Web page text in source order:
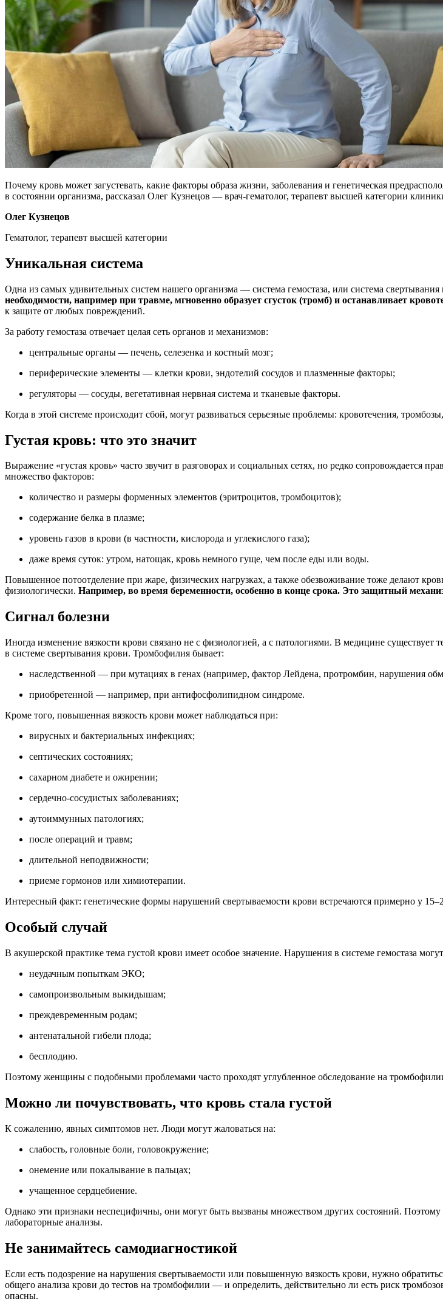
Почему кровь может загустевать, какие факторы образа жизни, заболевания и генетическая
в состоянии организма, рассказал Олег Кузнецов — врач-гематолог, терапевт высшей категории
Олег Кузнецов
Гематолог, терапевт высшей категории
Уникальная система
Одна из самых удивительных систем нашего организма — система гемостаза, или система свертывания
необходимости, например при травме, мгновенно образует сгусток (тромб) и останавливает
к защите от любых повреждений.
За работу гемостаза отвечает целая сеть органов и механизмов:
центральные органы — печень, селезенка и костный мозг;
периферические элементы — клетки крови, эндотелий сосудов и плазменные факторы;
регуляторы — сосуды, вегетативная нервная система и тканевые факторы.
Когда в этой системе происходит сбой, могут развиваться серьезные проблемы: кровотечения,
Густая кровь: что это значит
Выражение «густая кровь» часто звучит в разговорах и социальных сетях, но редко сопровождается
множество факторов:
количество и размеры форменных элементов (эритроцитов, тромбоцитов);
содержание белка в плазме;
уровень газов в крови (в частности, кислорода и углекислого газа);
даже время суток: утром, натощак, кровь немного гуще, чем после еды или воды.
Повышенное потоотделение при жаре, физических нагрузках, а также обезвоживание тоже делают
физиологически. Например, во время беременности, особенно в конце срока. Это защитный
Сигнал болезни
Иногда изменение вязкости крови связано не с физиологией, а с патологиями. В медицине
в системе свертывания крови. Тромбофилия бывает:
наследственной — при мутациях в генах (например, фактор Лейдена, протромбин, нарушения
приобретенной — например, при антифосфолипидном синдроме.
Кроме того, повышенная вязкость крови может наблюдаться при:
вирусных и бактериальных инфекциях;
септических состояниях;
сахарном диабете и ожирении;
сердечно-сосудистых заболеваниях;
аутоиммунных патологиях;
после операций и травм;
длительной неподвижности;
приеме гормонов или химиотерапии.
Интересный факт: генетические формы нарушений свертываемости крови встречаются примерно у
Особый случай
В акушерской практике тема густой крови имеет особое значение. Нарушения в системе гемостаза
неудачным попыткам ЭКО;
самопроизвольным выкидышам;
преждевременным родам;
антенатальной гибели плода;
бесплодию.
Поэтому женщины с подобными проблемами часто проходят углубленное обследование на
Можно ли почувствовать, что кровь стала густой
К сожалению, явных симптомов нет. Люди могут жаловаться на:
слабость, головные боли, головокружение;
онемение или покалывание в пальцах;
учащенное сердцебиение.
Однако эти признаки неспецифичны, они могут быть вызваны множеством других состояний.
лабораторные анализы.
Не занимайтесь самодиагностикой
Если есть подозрение на нарушения свертываемости или повышенную вязкость крови, нужно
общего анализа крови до тестов на тромбофилии — и определить, действительно ли есть риск
опасны.